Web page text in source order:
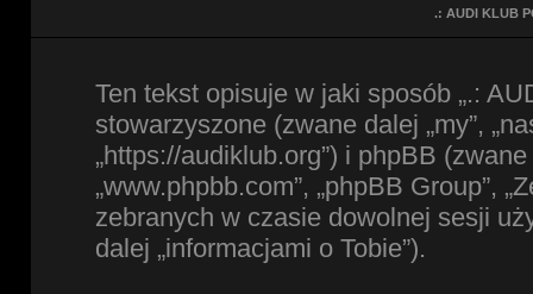
.: AUDI KLUB
Ten tekst opisuje w jaki sposób „.:
stowarzyszone (zwane dalej „my”,
„https://audiklub.org”) i phpBB
„www.phpbb.com”, „phpBB Group”,
zebranych w czasie dowolnej sesji
dalej „informacjami o Tobie”).